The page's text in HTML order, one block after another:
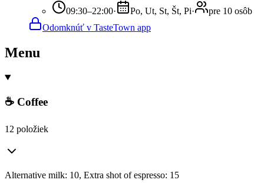
09:30–22:00· Po, Ut, St, Št, Pi·
pre 10 osôb
Odomknúť v TasteTown app
Menu
☕ Coffee
12 položiek
Alternative milk: 10, Extra shot of espresso: 15